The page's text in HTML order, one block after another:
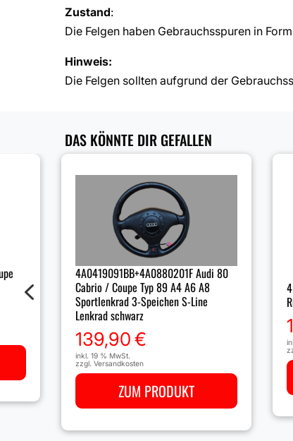
Zustand:
Die Felgen haben Gebrauchsspuren in
Hinweis:
Die Felgen sollten aufgrund der
DAS KÖNNTE DIR GEFALLEN
4A0419091BB+4A0880201F Audi 80
Cabrio / Coupe Typ 89 A4 A6 A8
Sportlenkrad 3-Speichen S-Line
Lenkrad schwarz
139,90€
inkl. 19 % MwSt.
zzgl. Versandkosten
ZUM PRODUKT
4